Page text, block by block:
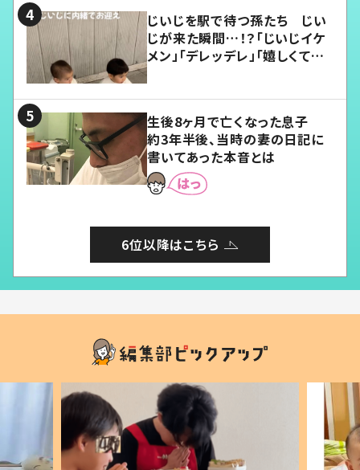
じいじを駅で待つ孫たち じい
じが来た瞬間…！？「じいじイケ
メン」「デレッデレ」「嬉しくて可
生後8ヶ月で亡くなった息子
約3年半後、当時の妻の日記に
書いてあった本音とは
6位以降はこちら